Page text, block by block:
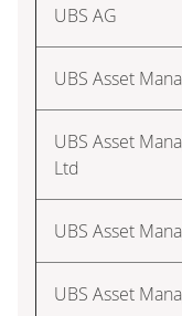
UBS AG
UBS Asset
UBS Asset
Ltd
UBS Asset
UBS Asset